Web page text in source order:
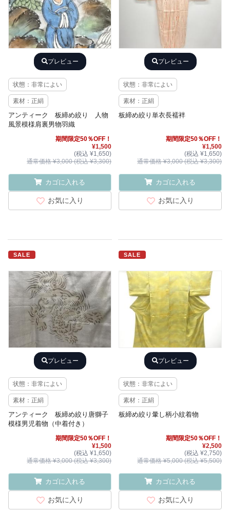
プレビュー
状態：非常によい
素材：正絹
アンティーク 板締め絞り 人物
風景模様肩裏男物羽織
期間限定50％OFF！
¥1,500
(税込 ¥1,650)
通常価格 ¥3,000 (税込 ¥3,300)
カゴに入れる
お気に入り
プレビュー
状態：非常によい
素材：正絹
板締め絞り単衣長襦袢
期間限定50％OFF！
¥1,500
(税込 ¥1,650)
通常価格 ¥3,000 (税込 ¥3,300)
カゴに入れる
お気に入り
SALE
プレビュー
状態：非常によい
素材：正絹
アンティーク 板締め絞り唐獅子
模様男児着物（中着付き）
期間限定50％OFF！
¥1,500
(税込 ¥1,650)
通常価格 ¥3,000 (税込 ¥3,300)
カゴに入れる
お気に入り
SALE
プレビュー
状態：非常によい
素材：正絹
板締め絞り暈し柄小紋着物
期間限定50％OFF！
¥2,500
(税込 ¥2,750)
通常価格 ¥5,000 (税込 ¥5,500)
カゴに入れる
お気に入り